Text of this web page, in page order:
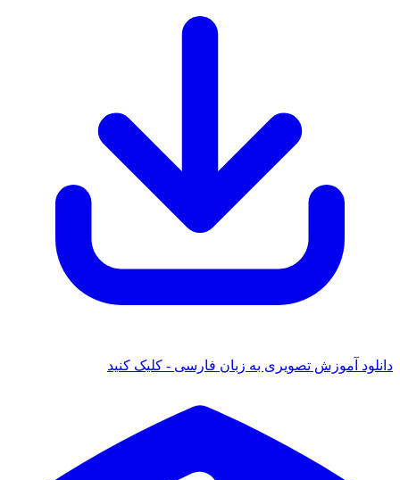
دانلود آموزش تصویری به زبان فارسی - کلیک کنید